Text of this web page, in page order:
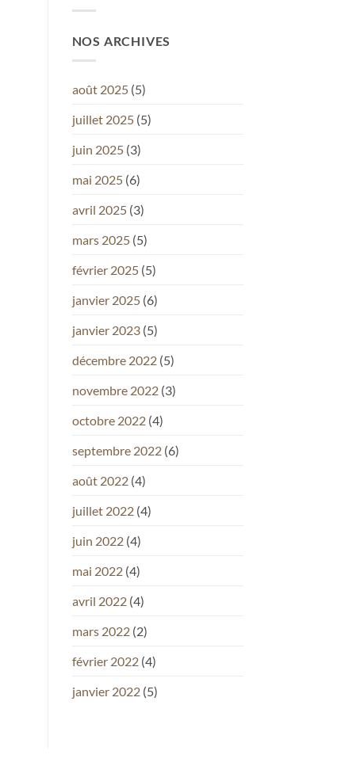
NOS ARCHIVES
août 2025(5)
juillet 2025(5)
juin 2025(3)
mai 2025(6)
avril 2025(3)
mars 2025(5)
février 2025(5)
janvier 2025(6)
janvier 2023(5)
décembre 2022(5)
novembre 2022(3)
octobre 2022(4)
septembre 2022(6)
août 2022(4)
juillet 2022(4)
juin 2022(4)
mai 2022(4)
avril 2022(4)
mars 2022(2)
février 2022(4)
janvier 2022(5)